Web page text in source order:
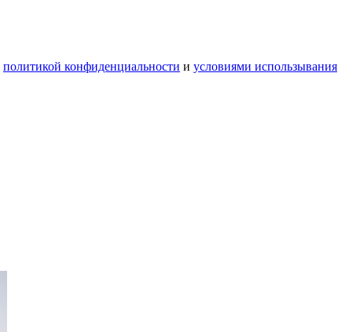
политикой конфиденциальности и условиями использывания